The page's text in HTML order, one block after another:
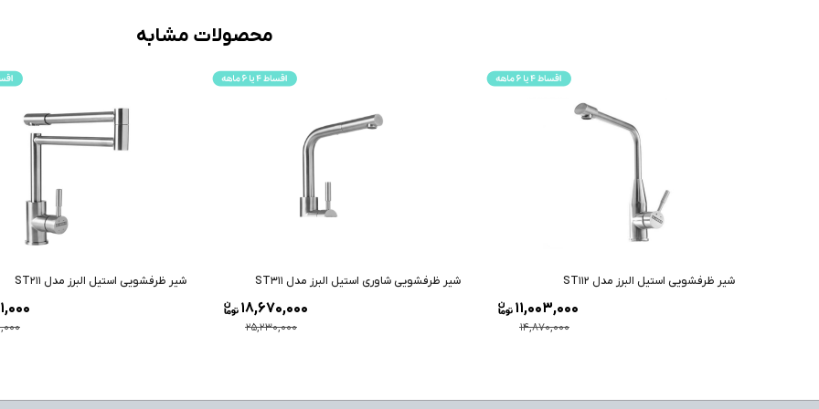
محصولات مشابه
شیر ظرفشویی استیل البرز مدل ST112
14,870,000
11,003,000
شیر ظرفشویی شاوری استیل البرز مدل ST311
25,230,000
18,670,000
شیر ظرفشویی استیل البرز مدل ST211